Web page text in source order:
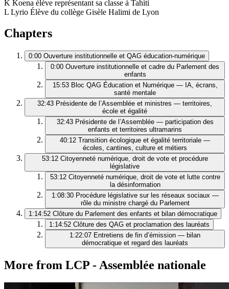
K Koena élève représentant sa classe à Tahiti
L Lyrio Élève du collège Gisèle Halimi de Lyon
Chapters
0:00 Ouverture institutionnelle et QAG éducation‑numérique
0:00 Ouverture institutionnelle et cadre du Parlement des
enfants
15:53 Bloc QAG Éducation et Numérique — IA, écrans,
santé mentale
32:43 Présidente de l’Assemblée et ministres — territoires,
école et égalité
32:43 Présidente de l’Assemblée — participation des
enfants et territoires ultramarins
40:12 Transition écologique et égalité territoriale —
écoles, cantines, culture et métiers
53:12 Citoyenneté numérique, droit de vote et procédure
législative
53:12 Citoyenneté numérique, droit de vote et lutte contre
la désinformation
1:08:30 Procédure législative sur les réseaux sociaux —
rôle du ministre chargé du Parlement
1:14:52 Clôture du Parlement des enfants et bilan démocratique
1:14:52 Clôture des QAG et proclamation des lauréats
1:22:07 Entretiens de fin d’émission — bilan
démocratique et regard des lauréats
More from LCP - Assemblée nationale